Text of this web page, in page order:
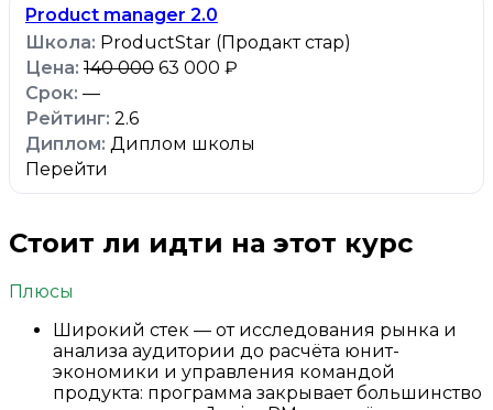
Product manager 2.0
ProductStar (Продакт стар)
140 000 63 000 ₽
—
2.6
Диплом школы
Перейти
Стоит ли идти на этот курс
Плюсы
Широкий стек — от исследования рынка и
анализа аудитории до расчёта юнит-
экономики и управления командой
продукта: программа закрывает большинство